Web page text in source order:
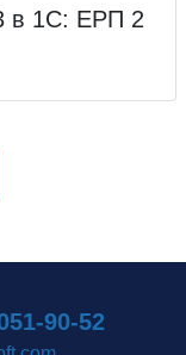
в 1С: ЕРП 2
90-52